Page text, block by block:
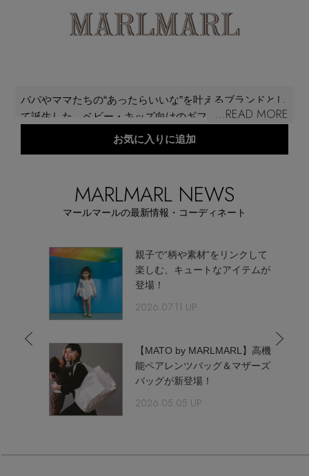
ランキング
最旬！トレンドワード
【Tシャツ】デイリーに活躍
【日傘】完全遮光・軽量傘
【サンダル】ビーサンの季節！
【CFCL】注目のPOP-UP
【レース】上品な透け感
【雨の日】急な雨対策グッズ
CATEGORY
ウェア
すべてのウェア
ブラウス・シャツ
シューズ
すべてのシューズ
バッグ・財布
メールマガジン登録
ご登録はこちら
ご利用ガイド
カスタマーサポート
エル・ショップについて
お知らせ
よくあるご質問
...READ MORE
パパやママたちの“あったらいいな”を叶えるブランドとし
て誕生した、ベビー・キッズ向けのギフトブランド。お
しゃれに敏感な大人でも納得のデザインと、かわいいだ
お気に入りに追加
MARLMARL NEWS
マールマールの最新情報・コーディネート
親子で“柄や素材”をリンクして
楽しむ、キュートなアイテムが
登場！
2026.07.11 UP
【MATO by MARLMARL】高機
能ペアレンツバッグ＆マザーズ
バッグが新登場！
2026.05.05 UP